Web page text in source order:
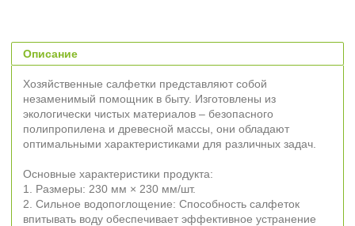
Описание
Хозяйственные салфетки представляют собой
незаменимый помощник в быту. Изготовлены из
экологически чистых материалов – безопасного
полипропилена и древесной массы, они обладают
оптимальными характеристиками для различных задач.
Основные характеристики продукта:
1. Размеры: 230 мм × 230 мм/шт.
2. Сильное водопоглощение: Способность салфеток
впитывать воду обеспечивает эффективное устранение